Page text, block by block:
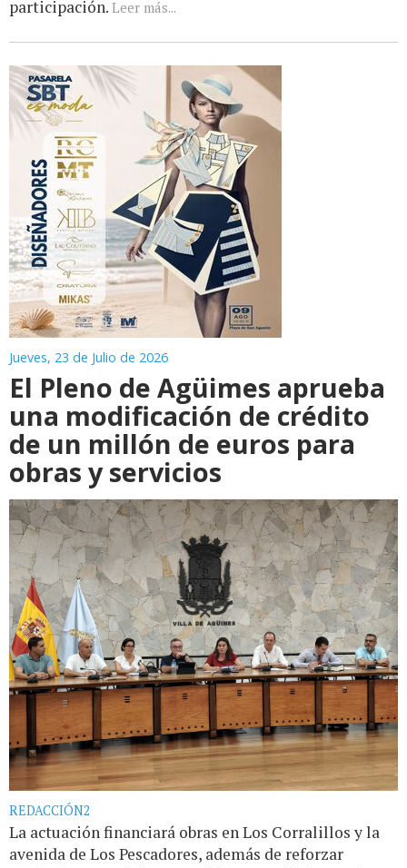
participación. Leer más...
Jueves, 23 de Julio de 2026
El Pleno de Agüimes aprueba
una modificación de crédito
de un millón de euros para
obras y servicios
REDACCIÓN2
La actuación financiará obras en Los Corralillos y la
avenida de Los Pescadores, además de reforzar